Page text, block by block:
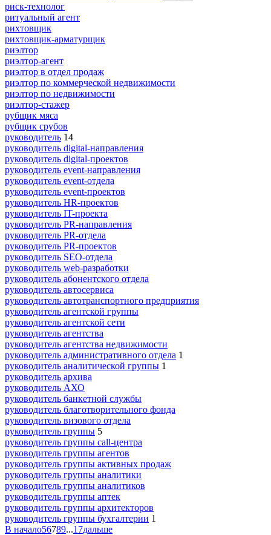
риск-технолог
ритуальный агент
рихтовщик
рихтовщик-арматурщик
риэлтор
риэлтор-агент
риэлтор в отдел продаж
риэлтор по коммерческой недвижимости
риэлтор по недвижимости
риэлтор-стажер
рубщик мяса
рубщик срубов
руководитель 14
руководитель digital-направления
руководитель digital-проектов
руководитель event-направления
руководитель event-отдела
руководитель event-проектов
руководитель HR-проектов
руководитель IT-проекта
руководитель PR-направления
руководитель PR-отдела
руководитель PR-проектов
руководитель SEO-отдела
руководитель web-разработки
руководитель абонентского отдела
руководитель автосервиса
руководитель автотранспортного предприятия
руководитель агентской группы
руководитель агентской сети
руководитель агентства
руководитель агентства недвижимости
руководитель административного отдела 1
руководитель аналитической группы 1
руководитель архива
руководитель АХО
руководитель банкетной службы
руководитель благотворительного фонда
руководитель визового отдела
руководитель группы 5
руководитель группы call-центра
руководитель группы агентов
руководитель группы активных продаж
руководитель группы аналитики
руководитель группы аналитиков
руководитель группы аптек
руководитель группы архитекторов
руководитель группы бухгалтерии 1
В начало56789...17дальше